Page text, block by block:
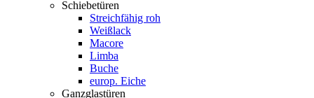
Schiebetüren
Streichfähig roh
Weißlack
Macore
Limba
Buche
europ. Eiche
Ganzglastüren